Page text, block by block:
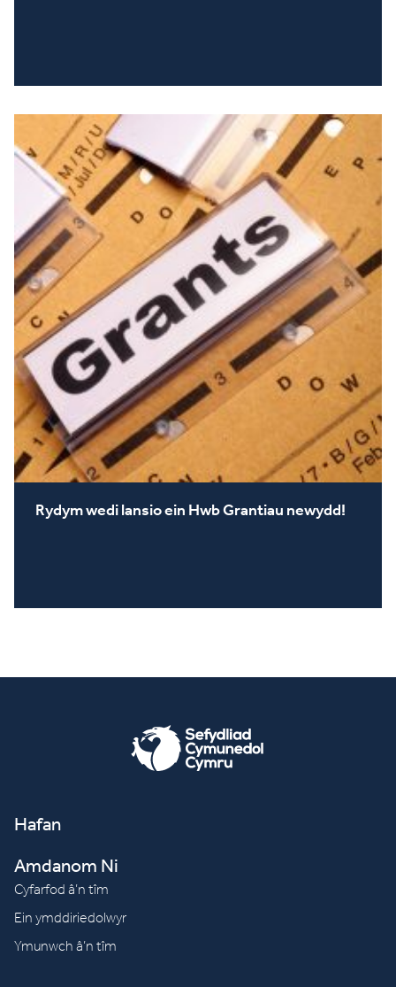
Rydym wedi lansio ein Hwb Grantiau newydd!
Hafan
Amdanom Ni
Cyfarfod â’n tîm
Ein ymddiriedolwyr
Ymunwch â’n tîm